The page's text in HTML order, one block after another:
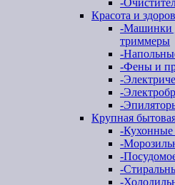
-
Красота и
-Машинки
триммеры
-
-Фены и
-
-
-
Крупная
-
-
-
-
-